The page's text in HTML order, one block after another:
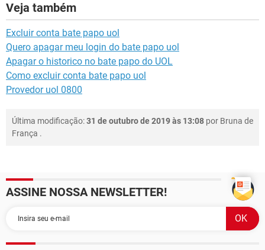
Veja também
Excluir conta bate papo uol
Quero apagar meu login do bate papo uol
Apagar o historico no bate papo do UOL
Como excluir conta bate papo uol
Provedor uol 0800
Última modificação:31 de outubro de 2019 às 13:08 por Bruna de
França .
ASSINE NOSSA NEWSLETTER!